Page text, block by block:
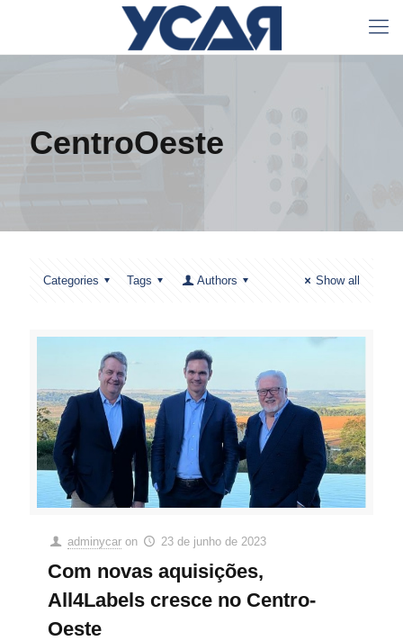
CentroOeste
Categories Tags Authors Show all
adminycar on 23 de junho de 2023
Com novas aquisições,
All4Labels cresce no Centro-
Oeste